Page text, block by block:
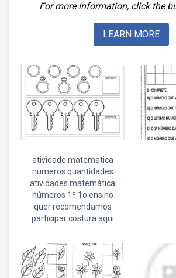
For more information, click the
LEARN MORE
atividade matematica
numeros quantidades
atividades matemática
números 1º 1o ensino
quer recomendamos
participar costura aqui